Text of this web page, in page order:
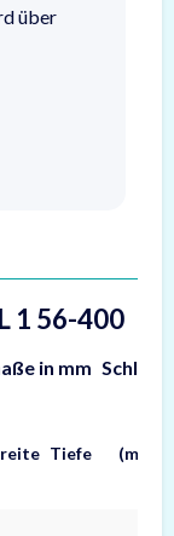
über
1 56-400
in mm
Tiefe (max.)